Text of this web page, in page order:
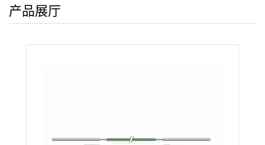
长检测器
产品展厅